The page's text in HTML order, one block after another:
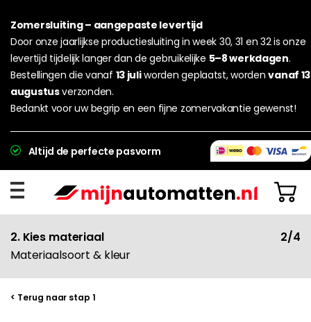
Zomersluiting – aangepaste levertijd
Door onze jaarlijkse productiesluiting in week 30, 31 en 32 is onze
levertijd tijdelijk langer dan de gebruikelijke 5–8 werkdagen.
Bestellingen die vanaf 13 juliworden geplaatst, wordenvanaf 13
augustusverzonden.
Bedankt voor uw begrip en een fijne zomervakantie gewenst!
Altijd de perfecte pasvorm
2. Kies materiaal
Materiaalsoort & kleur
2/4
< Terug naar stap 1